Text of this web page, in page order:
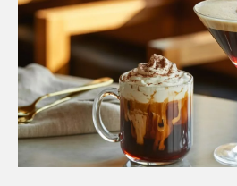
Mocktail au café : Les 2
et sans alcool du moment